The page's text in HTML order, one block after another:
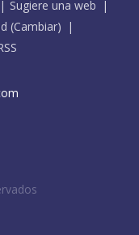
Sugiere una web
(Cambiar)